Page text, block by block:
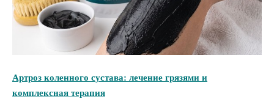
Артроз коленного сустава: лечение грязями и
комплексная терапия